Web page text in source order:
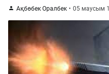
Ақбөбек Оралбек 05 маусым